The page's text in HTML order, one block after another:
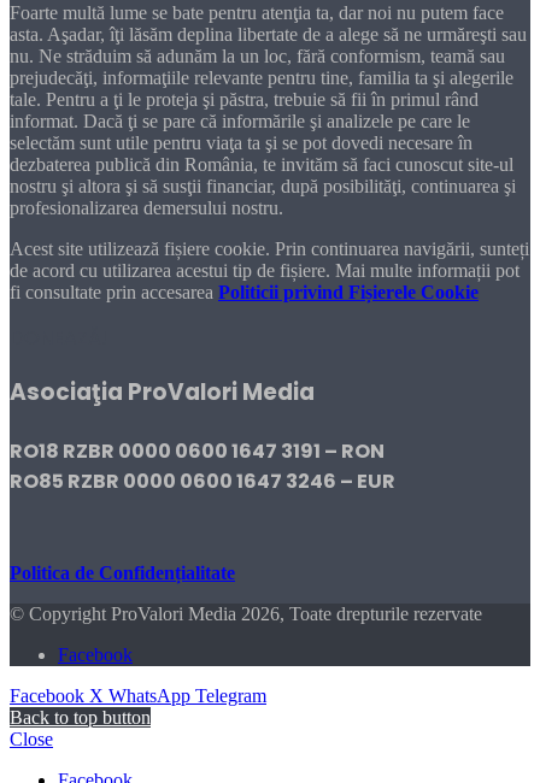
Foarte multă lume se bate pentru atenţia ta, dar noi nu putem face
asta. Aşadar, îţi lăsăm deplina libertate de a alege să ne urmăreşti sau
nu. Ne străduim să adunăm la un loc, fără conformism, teamă sau
prejudecăţi, informaţiile relevante pentru tine, familia ta şi alegerile
tale. Pentru a ţi le proteja şi păstra, trebuie să fii în primul rând
informat. Dacă ţi se pare că informările şi analizele pe care le
selectăm sunt utile pentru viaţa ta şi se pot dovedi necesare în
dezbaterea publică din România, te invităm să faci cunoscut site-ul
nostru şi altora şi să susţii financiar, după posibilităţi, continuarea şi
profesionalizarea demersului nostru.
Acest site utilizează fișiere cookie. Prin continuarea navigării, sunteți
de acord cu utilizarea acestui tip de fișiere. Mai multe informații pot
fi consultate prin accesarea Politicii privind Fișierele Cookie
Asociaţia ProValori Media
RO18 RZBR 0000 0600 1647 3191 – RON
RO85 RZBR 0000 0600 1647 3246 – EUR
Politica de Confidențialitate
© Copyright ProValori Media 2026, Toate drepturile rezervate
Facebook
Facebook X WhatsApp Telegram
Back to top button
Close